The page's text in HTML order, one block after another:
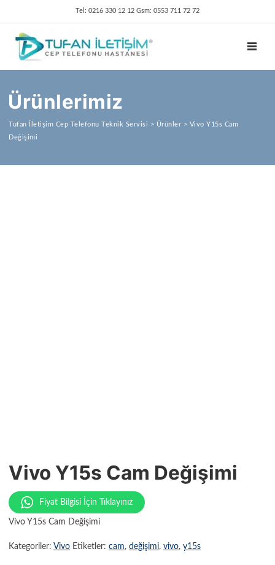
Tel: 0216 330 12 12 Gsm: 0553 711 72 72
Ürünlerimiz
Tufan İletişim Cep Telefonu Teknik Servisi > Ürünler > Vivo Y15s Cam
Değişimi
Vivo Y15s Cam Değişimi
Fiyat Bilgisi İçin Tıklayınız
Vivo Y15s Cam Değişimi
Kategoriler: Vivo Etiketler: cam, değişimi, vivo, y15s